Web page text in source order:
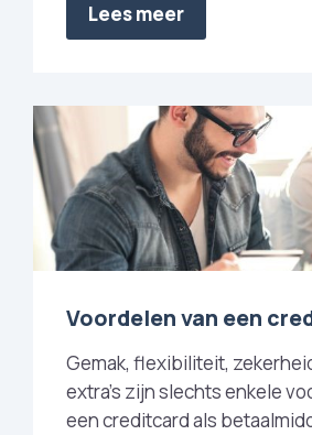
Lees meer
Voordelen van een
Gemak, flexibiliteit,
extra's zijn slechts enkele
een creditcard als